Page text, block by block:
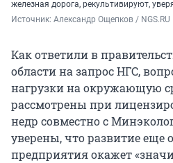
железная дорога, рекультивируют,
Источник: Александр Ощепков / NGS.RU
Как ответили в
области на запрос НГС,
нагрузки на окружающую
рассмотрены при
недр совместно с
уверены, что развитие еще
предприятия окажет